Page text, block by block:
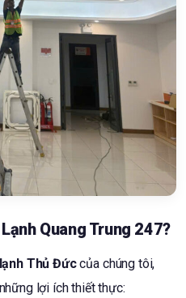
Quang Trung 247?
Thủ Đứccủa chúng tôi,
lợi ích thiết thực: